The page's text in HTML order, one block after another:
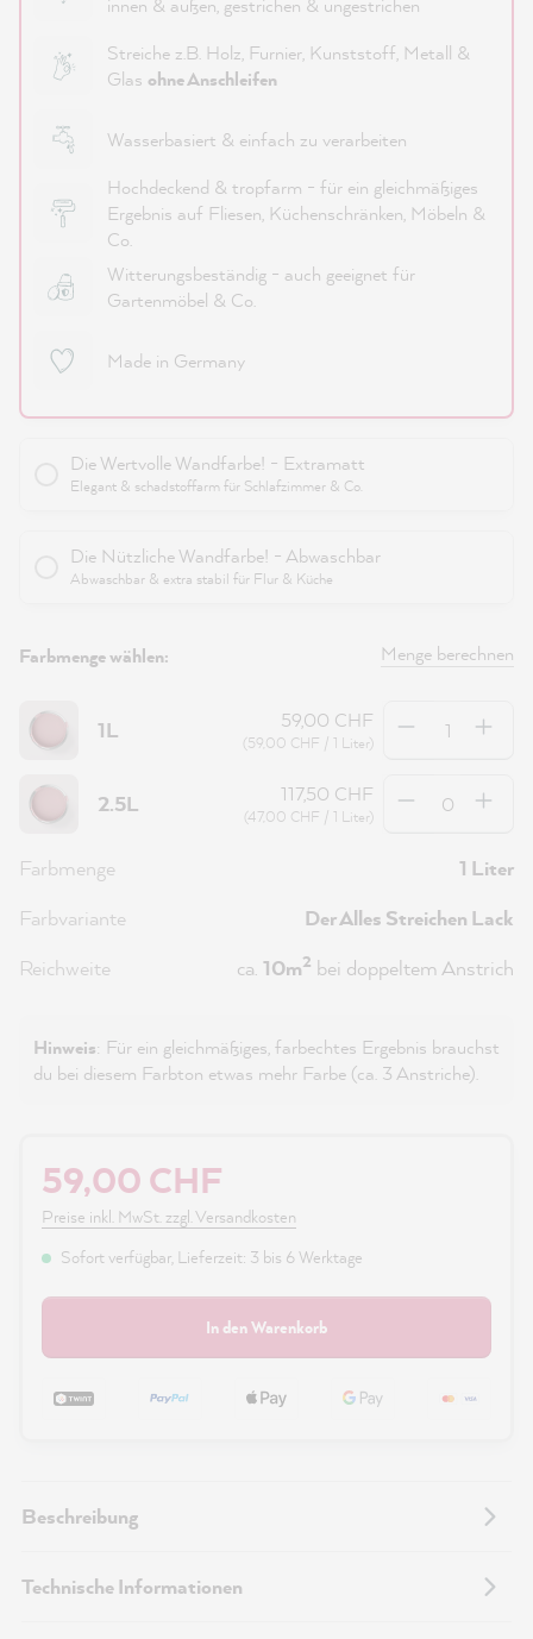
Streiche z.B. Holz, Furnier, Kunststoff, Metall &
Glas ohne Anschleifen
Wasserbasiert & einfach zu verarbeiten
Hochdeckend & tropfarm - für ein gleichmäßiges
Ergebnis auf Fliesen, Küchenschränken, Möbeln &
Co.
Witterungsbeständig - auch geeignet für
Gartenmöbel & Co.
Made in Germany
Die Wertvolle Wandfarbe! - Extramatt
Elegant & schadstoffarm für Schlafzimmer & Co.
Die Nützliche Wandfarbe! - Abwaschbar
Abwaschbar & extra stabil für Flur & Küche
Farbmenge wählen: Menge berechnen
1L 59,00 CHF
(59,00 CHF / 1 Liter)
2.5L 117,50 CHF
(47,00 CHF / 1 Liter)
Farbmenge
1 Liter
Farbvariante
Der Alles Streichen Lack
Reichweite
ca. 10m2 bei doppeltem Anstrich
Hinweis: Für ein gleichmäßiges, farbechtes Ergebnis brauchst
du bei diesem Farbton etwas mehr Farbe (ca. 3 Anstriche).
59,00 CHF
Preise inkl. MwSt. zzgl. Versandkosten
Sofort verfügbar, Lieferzeit: 3 bis 6 Werktage
In den Warenkorb
Beschreibung
Technische Informationen